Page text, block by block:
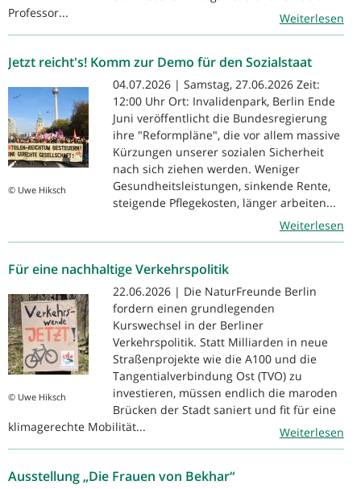
Professor...
Weiterlesen
Jetzt reicht's! Komm zur Demo für den Sozialstaat
© Uwe Hiksch
04.07.2026 | Samstag, 27.06.2026 Zeit:
12:00 Uhr Ort: Invalidenpark, Berlin Ende
Juni veröffentlicht die Bundesregierung
ihre "Reformpläne", die vor allem massive
Kürzungen unserer sozialen Sicherheit
nach sich ziehen werden. Weniger
Gesundheitsleistungen, sinkende Rente,
steigende Pflegekosten, länger arbeiten...
Weiterlesen
Für eine nachhaltige Verkehrspolitik
© Uwe Hiksch
22.06.2026 | Die NaturFreunde Berlin
fordern einen grundlegenden
Kurswechsel in der Berliner
Verkehrspolitik. Statt Milliarden in neue
Straßenprojekte wie die A100 und die
Tangentialverbindung Ost (TVO) zu
investieren, müssen endlich die maroden
Brücken der Stadt saniert und fit für eine
klimagerechte Mobilität...
Weiterlesen
Ausstellung „Die Frauen von Bekhar“